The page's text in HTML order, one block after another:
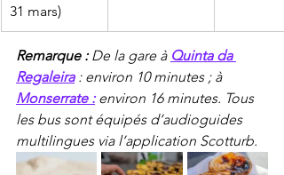
31 mars)
Remarque : De la gare à Quinta da
Regaleira : environ 10 minutes ; à
Monserrate : environ 16 minutes. Tous
les bus sont équipés d’audioguides
multilingues via l’application Scotturb.